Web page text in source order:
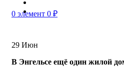
0 элемент 0 ₽
29 Июн
В Энгельсе ещё один жилой